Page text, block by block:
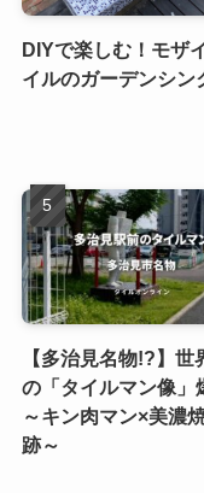
DIYで楽しむ！モザ
イルのガーデンシン
【多治見名物!?】世
の「タイルマン像」
～キン肉マン×美濃
跡～